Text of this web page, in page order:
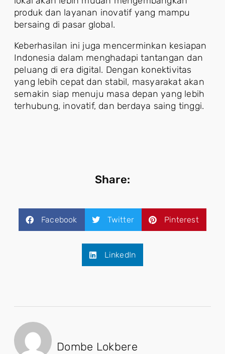
produk dan layanan inovatif yang mampu
bersaing di pasar global.
Keberhasilan ini juga mencerminkan kesiapan
Indonesia dalam menghadapi tantangan dan
peluang di era digital. Dengan konektivitas
yang lebih cepat dan stabil, masyarakat akan
semakin siap menuju masa depan yang lebih
terhubung, inovatif, dan berdaya saing tinggi.
Share:
Facebook Twitter Pinterest
LinkedIn
Dombe Lokbere